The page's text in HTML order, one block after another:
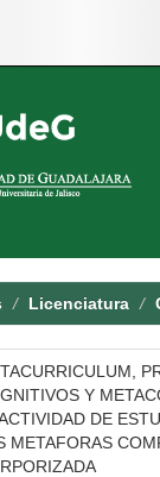
Licenciatura
Y
DE
METAFORAS